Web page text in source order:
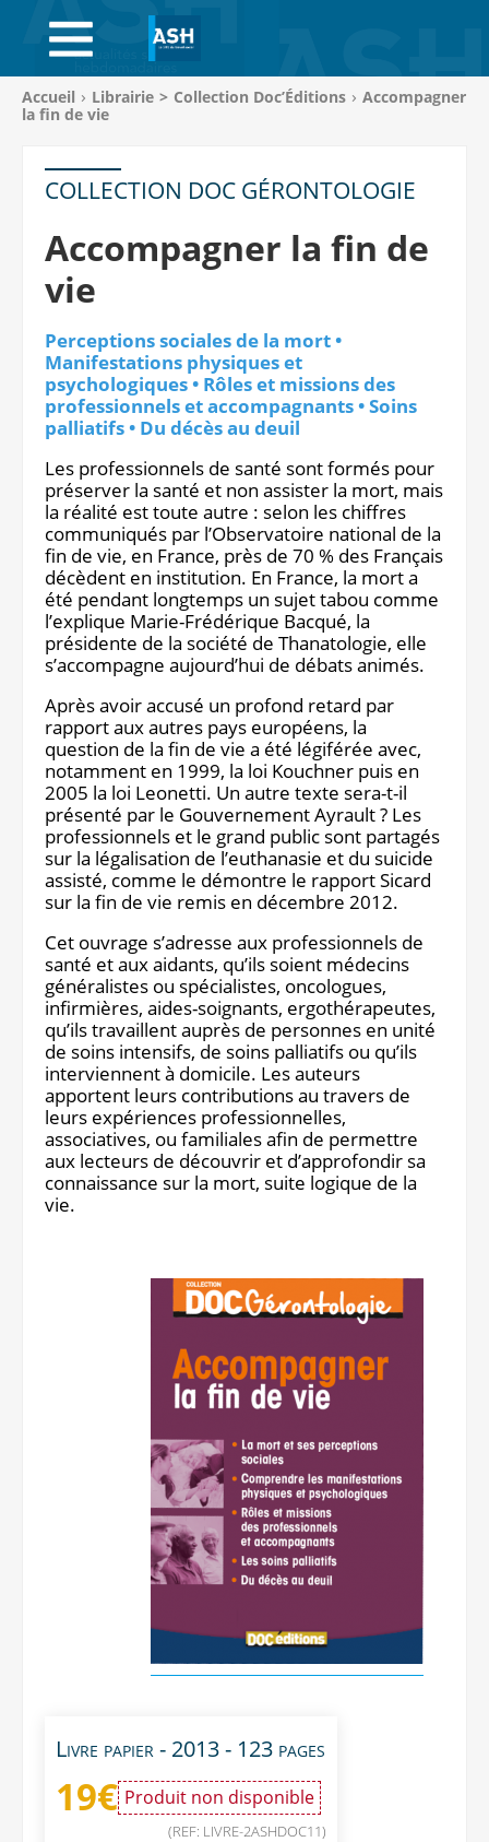
ACCUEIL
ABONNEMENTS
ACHAT AU NUMÉRO
LIBRAIRIE
ANNONCES
CV-THÈQUE
CONNEXION
PANIER
Notre site éditorial
JOB ASH
Notre boutique
Vous
êtes
Accueil Librairie > Collection Doc’Éditions
Accompagner
la fin de vie
COLLECTION DOC GÉRONTOLOGIE
Accompagner la fin de
vie
Perceptions sociales de la mort •
Manifestations physiques et
psychologiques • Rôles et missions des
professionnels et accompagnants • Soins
palliatifs • Du décès au deuil
Les professionnels de santé sont formés pour
préserver la santé et non assister la mort, mais
la réalité est toute autre : selon les chiffres
communiqués par l’Observatoire national de la
fin de vie, en France, près de 70 % des Français
décèdent en institution. En France, la mort a
été pendant longtemps un sujet tabou comme
l’explique Marie-Frédérique Bacqué, la
présidente de la société de Thanatologie, elle
s’accompagne aujourd’hui de débats animés.
Après avoir accusé un profond retard par
rapport aux autres pays européens, la
question de la fin de vie a été légiférée avec,
notamment en 1999, la loi Kouchner puis en
2005 la loi Leonetti. Un autre texte sera-t-il
présenté par le Gouvernement Ayrault ? Les
professionnels et le grand public sont partagés
sur la légalisation de l’euthanasie et du suicide
assisté, comme le démontre le rapport Sicard
sur la fin de vie remis en décembre 2012.
Cet ouvrage s’adresse aux professionnels de
santé et aux aidants, qu’ils soient médecins
généralistes ou spécialistes, oncologues,
infirmières, aides-soignants, ergothérapeutes,
qu’ils travaillent auprès de personnes en unité
de soins intensifs, de soins palliatifs ou qu’ils
interviennent à domicile. Les auteurs
apportent leurs contributions au travers de
leurs expériences professionnelles,
associatives, ou familiales afin de permettre
aux lecteurs de découvrir et d’approfondir sa
connaissance sur la mort, suite logique de la
vie.
Livre papier - 2013 - 123 pages
19€ Produit non disponible
(REF: LIVRE-2ASHDOC11)